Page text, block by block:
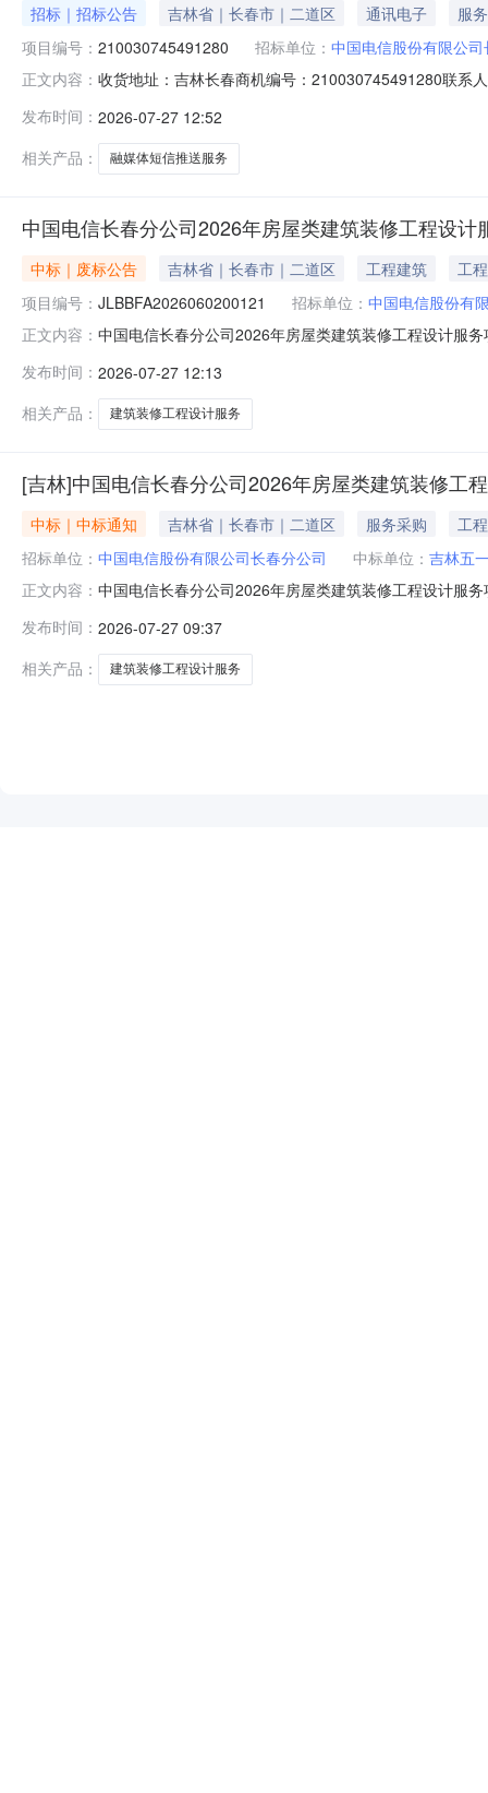
招标｜招标公告 吉林省｜长春市｜二道区 通讯电子
服务
项目编号： 210030745491280 招标单位： 中国电信股份有限公
正文内容： 收货地址：吉林长春商机编号：210030745491280联系
11750107信息技术服务物料描述：融媒体文本信息推送
发布时间： 2026-07-27 12:52
相关产品：
融媒体短信推送服务
中国电信长春分公司2026年房屋类建筑装修工程设计
中标｜废标公告 吉林省｜长春市｜二道区 工程建筑
工程
项目编号： JLBBFA2026060200121 招标单位： 中国电信股份有
正文内容： 中国电信长春分公司2026年房屋类建筑装修工程设计服
分00秒。本次投标截止时间为2026年07月27日09时00
发布时间： 2026-07-27 12:13
相关产品：
建筑装修工程设计服务
[吉林]中国电信长春分公司2026年房屋类建筑装修工
中标｜中标通知 吉林省｜长春市｜二道区 服务采购
工程
招标单位： 中国电信股份有限公司长春分公司 中标单位： 吉林五
正文内容： 中国电信长春分公司2026年房屋类建筑装修工程设计服
${三、否决情况说明}三、公示媒介和期限本公示仅在中
发布时间： 2026-07-27 09:37
相关产品：
建筑装修工程设计服务